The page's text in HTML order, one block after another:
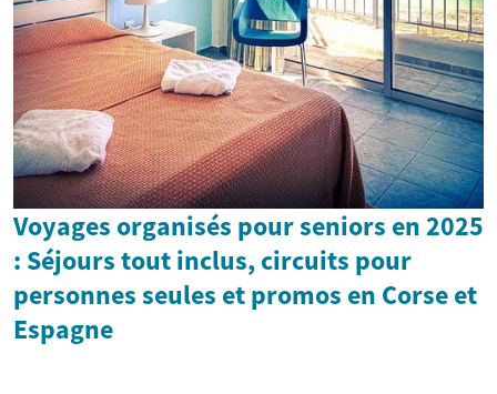
Voyages organisés pour seniors en 2025
: Séjours tout inclus, circuits pour
personnes seules et promos en Corse et
Espagne